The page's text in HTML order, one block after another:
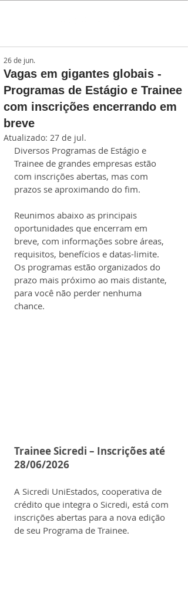
Vagas em gigantes globais -
Programas de Estágio e Trainee
com inscrições encerrando em
breve
26 de jun.
Atualizado: 27 de jul.
Diversos Programas de Estágio e
Trainee de grandes empresas estão
com inscrições abertas, mas com
prazos se aproximando do fim.
Reunimos abaixo as principais
oportunidades que encerram em
breve, com informações sobre áreas,
requisitos, benefícios e datas-limite.
Os programas estão organizados do
prazo mais próximo ao mais distante,
para você não perder nenhuma
chance.
Trainee Sicredi – Inscrições até
28/06/2026
A Sicredi UniEstados, cooperativa de
crédito que integra o Sicredi, está com
inscrições abertas para a nova edição
de seu Programa de Trainee.